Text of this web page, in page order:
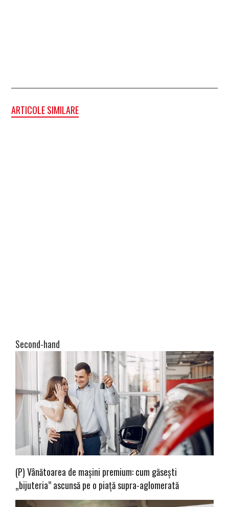
ARTICOLE SIMILARE
Second-hand
(P) Vânătoarea de mașini premium: cum găsești
„bijuteria” ascunsă pe o piață supra-aglomerată